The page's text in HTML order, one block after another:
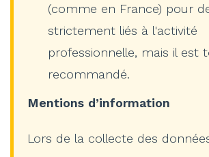
(comme en France) pour
strictement liés à l'activité
professionnelle, mais il est
recommandé.
Mentions d’information
Lors de la collecte des